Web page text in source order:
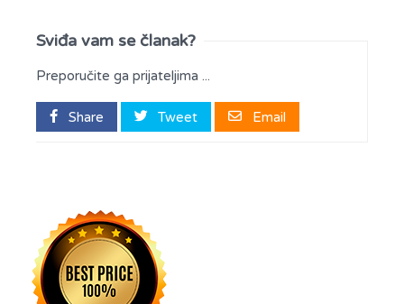
Sviđa vam se članak?
Preporučite ga prijateljima ...
Share Tweet Email